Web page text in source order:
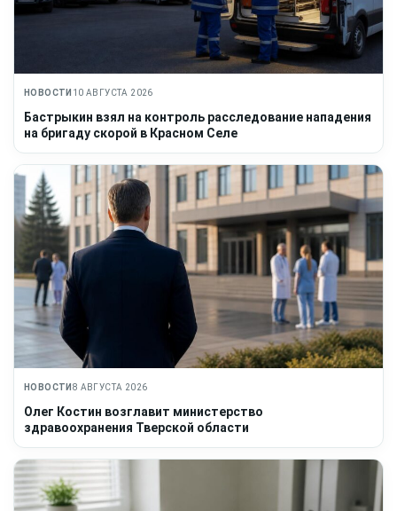
НОВОСТИ 10 АВГУСТА 2026
Бастрыкин взял на контроль расследование нападения
на бригаду скорой в Красном Селе
НОВОСТИ 8 АВГУСТА 2026
Олег Костин возглавит министерство
здравоохранения Тверской области